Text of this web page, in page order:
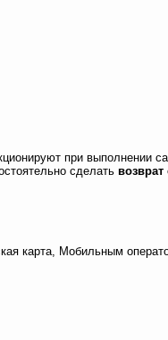
при выполнении
сделать возврат
карта, Мобильным